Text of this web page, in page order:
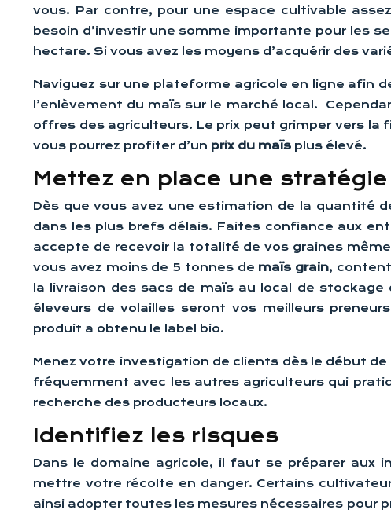
vous. Par contre, pour une espace cultivable
besoin d’investir une somme importante pour les
hectare. Si vous avez les moyens d’acquérir des
Naviguez sur une plateforme agricole en ligne afin
l’enlèvement du maïs sur le marché local.
offres des agriculteurs. Le prix peut grimper vers la
vous pourrez profiter d’un prix du maïs plus élevé.
Mettez en place une
Dès que vous avez une estimation de la quantité
dans les plus brefs délais. Faites confiance aux
accepte de recevoir la totalité de vos graines
vous avez moins de 5 tonnes de maïs grain,
la livraison des sacs de maïs au local de
éleveurs de volailles seront vos meilleurs
produit a obtenu le label bio.
Menez votre investigation de clients dès le début
fréquemment avec les autres agriculteurs qui
recherche des producteurs locaux.
Identifiez les risques
Dans le domaine agricole, il faut se préparer aux
mettre votre récolte en danger. Certains
ainsi adopter toutes les mesures nécessaires pour